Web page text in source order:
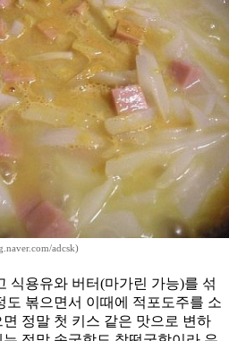
adcsk)
식용유와 버터(마가린 가능)를 섞
도 볶으면서 이때에 적포도주를 소
정말 첫 키스 같은 맛으로 변하